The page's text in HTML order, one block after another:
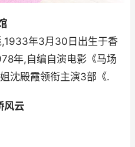
年3月30日出生于香
年,自编自演电影《马场
沈殿霞领衔主演3部《.
风云